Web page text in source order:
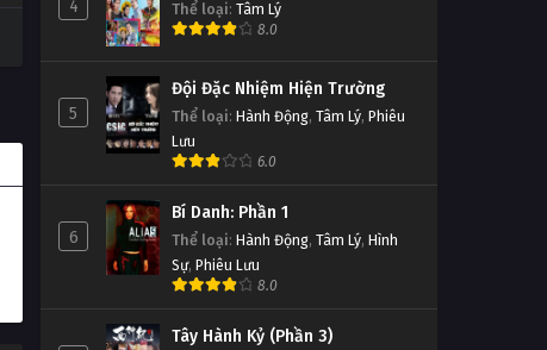
4 Thể loại: Tâm Lý
8.0
5
Đội Đặc Nhiệm Hiện Trường
Thể loại: Hành Động, Tâm Lý, Phiêu
Lưu
6.0
6
Bí Danh: Phần 1
Thể loại: Hành Động, Tâm Lý, Hình
Sự, Phiêu Lưu
8.0
Tây Hành Kỷ (Phần 3)